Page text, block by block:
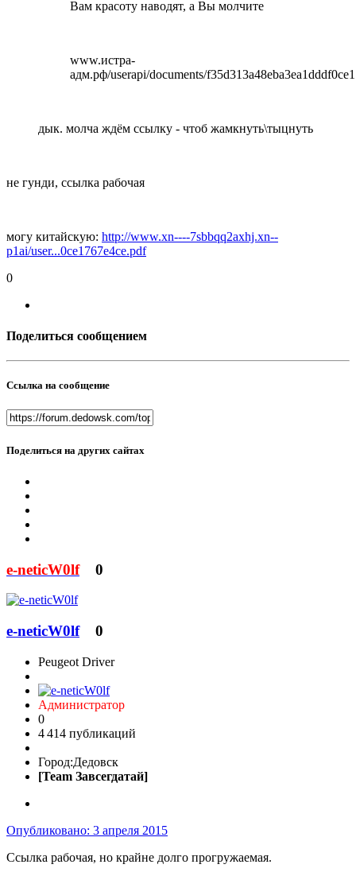
Вам красоту наводят, а Вы молчите
www.истра-
адм.рф/userapi/documents/
дык. молча ждём ссылку - чтоб жамкнуть\тыцнуть
не гунди, ссылка рабочая
могу китайскую: http://www.xn----7sbbqq2axhj.xn--
p1ai/user...0ce1767e4ce.pdf
0
Поделиться сообщением
Ссылка на сообщение
Поделиться на других сайтах
e-neticW0lf 0
e-neticW0lf 0
Peugeot Driver
Администратор
0
4 414 публикаций
Город:Дедовск
[Team Завсегдатай]
Опубликовано: 3 апреля 2015
Ссылка рабочая, но крайне долго прогружаемая.